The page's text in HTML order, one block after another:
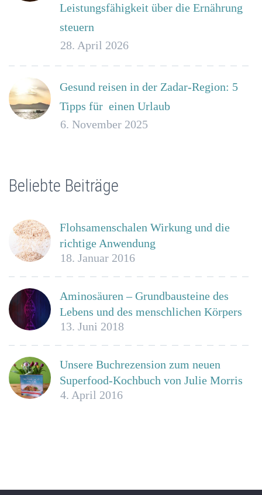
Leistungsfähigkeit über die Ernährung
steuern
28. April 2026
Gesund reisen in der Zadar-Region: 5
Tipps für einen Urlaub
6. November 2025
Beliebte Beiträge
Flohsamenschalen Wirkung und die
richtige Anwendung
18. Januar 2016
Aminosäuren – Grundbausteine des
Lebens und des menschlichen Körpers
13. Juni 2018
Unsere Buchrezension zum neuen
Superfood-Kochbuch von Julie Morris
4. April 2016